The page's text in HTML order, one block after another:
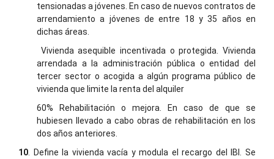
tensionadas a jóvenes. En caso de nuevos contratos de
arrendamiento a jóvenes de entre 18 y 35 años en
dichas áreas.
Vivienda asequible incentivada o protegida. Vivienda
arrendada a la administración pública o entidad del
tercer sector o acogida a algún programa público de
vivienda que limite la renta del alquiler
60% Rehabilitación o mejora. En caso de que se
hubiesen llevado a cabo obras de rehabilitación en los
dos años anteriores.
10 . Define la vivienda vacía y modula el recargo del IBI. Se